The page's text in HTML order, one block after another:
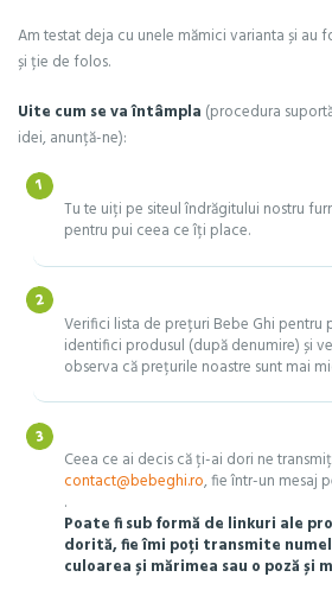
Am testat deja cu unele mămici varianta și au
și ție de folos.
Uite cum se va întâmpla (procedura
idei, anunță-ne):
Tu te uiți pe siteul îndrăgitului nostru
pentru pui ceea ce îți place.
Verifici lista de prețuri Bebe Ghi pentru
identifici produsul (după denumire) și
observa că prețurile noastre sunt mai
Ceea ce ai decis că ți-ai dori ne
contact@bebeghi.ro, fie într-un mesaj
.
Poate fi sub formă de linkuri ale
dorită, fie îmi poți transmite
culoarea și mărimea sau o poză și